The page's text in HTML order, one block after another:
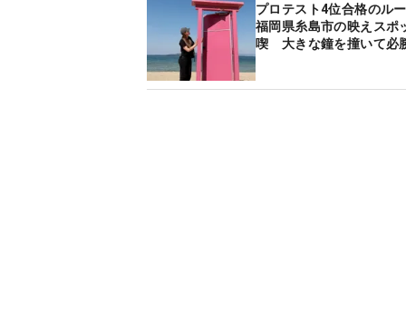
プロテスト4位合格のル
福岡県糸島市の映えスポ
喫 大きな鐘を撞いて必